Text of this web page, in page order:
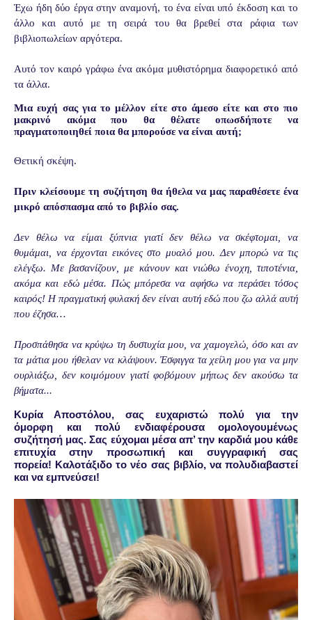
Έχω ήδη δύο έργα στην αναμονή, το ένα είναι υπό έκδοση και το
άλλο και αυτό με τη σειρά του θα βρεθεί στα ράφια των
βιβλιοπωλείων αργότερα.
Αυτό τον καιρό γράφω ένα ακόμα μυθιστόρημα διαφορετικό από
τα άλλα.
Μια ευχή σας για το μέλλον είτε στο άμεσο είτε και στο πιο
μακρινό ακόμα που θα θέλατε οπωσδήποτε να
πραγματοποιηθεί ποια θα μπορούσε να είναι αυτή;
Θετική σκέψη.
Πριν κλείσουμε τη συζήτηση θα ήθελα να μας παραθέσετε ένα
μικρό απόσπασμα από το βιβλίο σας.
Δεν θέλω να είμαι ξύπνια γιατί δεν θέλω να σκέφτομαι, να
θυμάμαι, να έρχονται εικόνες στο μυαλό μου. Δεν μπορώ να τις
ελέγξω. Με βασανίζουν, με κάνουν και νιώθω ένοχη, τιποτένια,
ακόμα και εδώ μέσα. Πώς μπόρεσα να αφήσω να περάσει τόσος
καιρός! Η πραγματική φυλακή δεν είναι αυτή εδώ που ζω αλλά αυτή
που έζησα…
Προσπάθησα να κρύψω τη δυστυχία μου, να χαμογελώ, όσο και αν
τα μάτια μου ήθελαν να κλάψουν. Έσφιγγα τα χείλη μου για να μην
ουρλιάξω, δεν κοιμόμουν γιατί φοβόμουν μήπως δεν ακούσω τα
βήματα...
Κυρία Αποστόλου, σας ευχαριστώ πολύ για την
όμορφη και πολύ ενδιαφέρουσα ομολογουμένως
συζήτησή μας. Σας εύχομαι μέσα απ’ την καρδιά μου κάθε
επιτυχία στην προσωπική και συγγραφική σας
πορεία! Καλοτάξιδο το νέο σας βιβλίο, να πολυδιαβαστεί
και να εμπνεύσει!